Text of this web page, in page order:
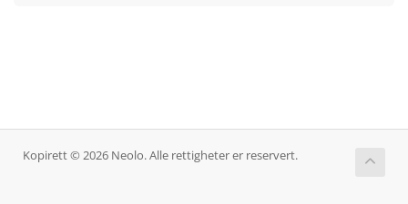
Kopirett © 2026 Neolo. Alle rettigheter er reservert.